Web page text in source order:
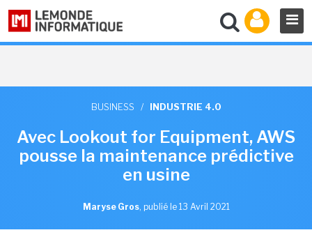
BUSINESS / INDUSTRIE 4.0
Avec Lookout for Equipment, AWS
pousse la maintenance prédictive
en usine
Maryse Gros, publié le 13 Avril 2021